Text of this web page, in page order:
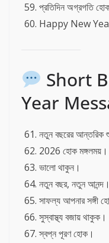
প্রতিদিন অগ্রগতি
Happy New
Short
Year
নতুন বছরের আন্তরিক
2026 হোক মঙ্গলময়।
ভালো থাকুন।
নতুন বছর, নতুন আনন্দ।
সাফল্য আপনার সঙ্গী
সুস্বাস্থ্য বজায় থাকুক।
স্বপ্ন পূরণ হোক।